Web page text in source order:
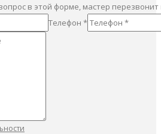
в этой форме, мастер
Телефон *